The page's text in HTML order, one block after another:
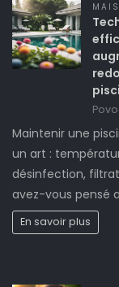
Maintenir une
un art :
désinfection,
avez-vous pensé
En savoir plus